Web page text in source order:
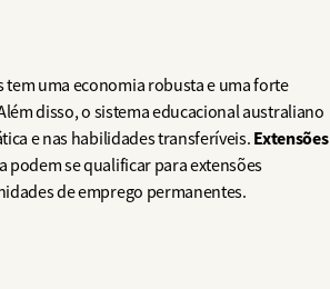
tem uma economia robusta e uma forte
disso, o sistema educacional australiano
e nas habilidades transferíveis. Extensões
podem se qualificar para extensões
de emprego permanentes.